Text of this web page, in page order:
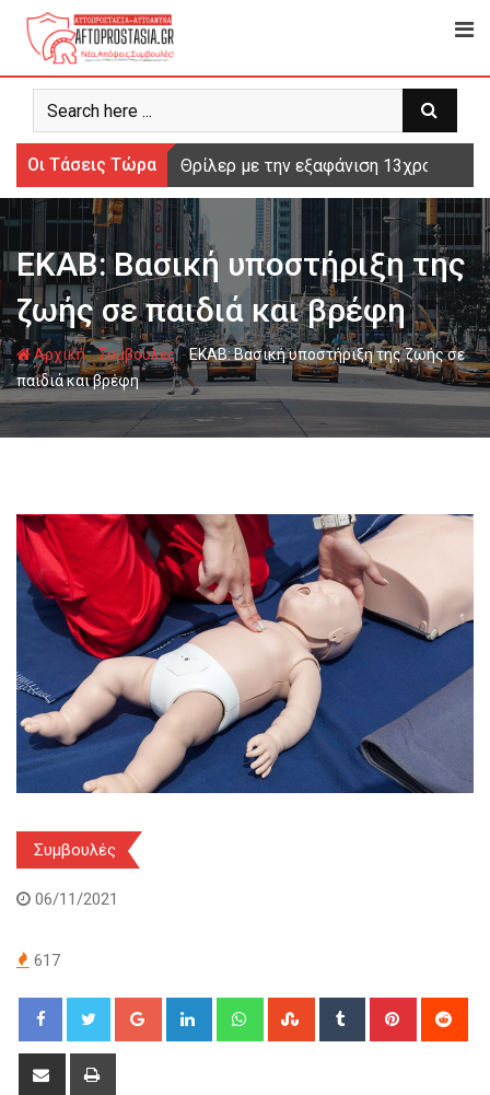
Ψάχνω
για...
Οι Τάσεις Τώρα Θρίλερ με την εξαφάνιση 13χρονου
ΕΚΑΒ: Βασική υποστήριξη της
ζωής σε παιδιά και βρέφη
Αρχική-Συμβουλές-ΕΚΑΒ: Βασική υποστήριξη της ζωής σε
παιδιά και βρέφη
Συμβουλές
06/11/2021
617
Google+ LinkedIn WhatsappStumbleUpon
Tumblr Pinterest
Share